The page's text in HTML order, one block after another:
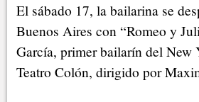
El sábado 17, la bailarina se
Buenos Aires con “Romeo y
García, primer bailarín del
Teatro Colón, dirigido por